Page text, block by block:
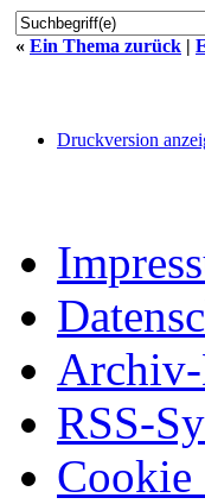
« Ein Thema zurück |
Druckversion
RSS-
Cookie